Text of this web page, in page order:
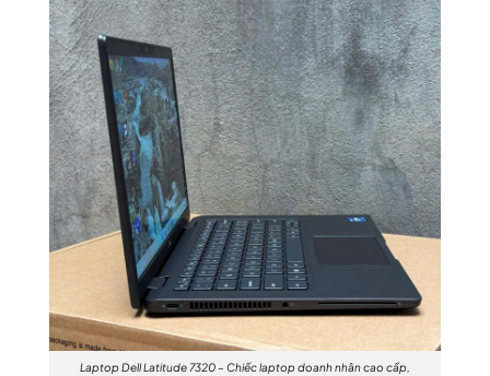
Laptop Dell Latitude 7320 – Chiếc laptop doanh nhân cao cấp,